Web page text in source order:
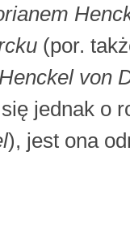
(por.
Henckel von
jednak o
), jest ona